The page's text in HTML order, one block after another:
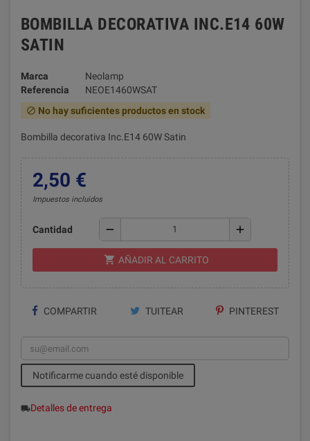
BOMBILLA DECORATIVA INC.E14 60W
SATIN
Marca
Neolamp
Referencia
NEOE1460WSAT
block No hay suficientes productos en stock
Bombilla decorativa Inc.E14 60W Satin
2,50 €
Impuestos incluidos
Cantidad remove add
shopping_cart AÑADIR AL CARRITO
COMPARTIR TUITEAR PINTEREST
Notificarme cuando esté disponible
local_shippingDetalles de entrega